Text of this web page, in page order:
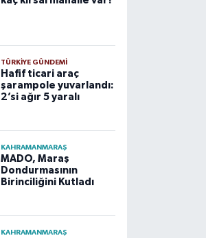
TÜRKIYE GÜNDEMI
Hafif ticari araç
şarampole yuvarlandı:
2’si ağır 5 yaralı
KAHRAMANMARAŞ
MADO, Maraş
Dondurmasının
Birinciliğini Kutladı
KAHRAMANMARAŞ